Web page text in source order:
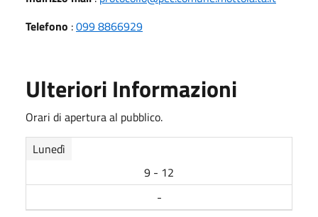
Telefono :099 8866929
Ulteriori Informazioni
Orari di apertura al pubblico.
Lunedì
9 - 12
-